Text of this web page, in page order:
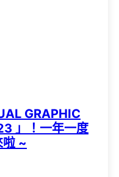
GRAPHIC
」！一年一度
啦 ~